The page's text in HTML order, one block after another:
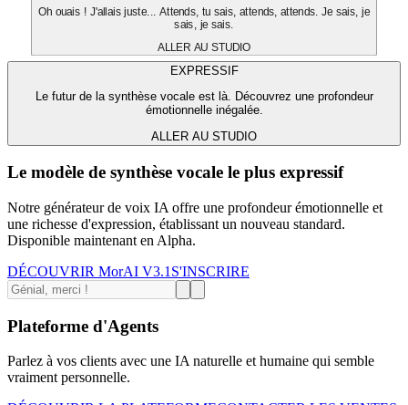
Oh ouais ! J'allais juste... Attends, tu sais, attends, attends. Je sais, je
sais, je sais.
ALLER AU STUDIO
EXPRESSIF
Le futur de la synthèse vocale est là. Découvrez une profondeur
émotionnelle inégalée.
ALLER AU STUDIO
Le modèle de synthèse vocale le plus expressif
Notre générateur de voix IA offre une profondeur émotionnelle et
une richesse d'expression, établissant un nouveau standard.
Disponible maintenant en Alpha.
DÉCOUVRIR MorAI V3.1 S'INSCRIRE
Plateforme d'Agents
Parlez à vos clients avec une IA naturelle et humaine qui semble
vraiment personnelle.